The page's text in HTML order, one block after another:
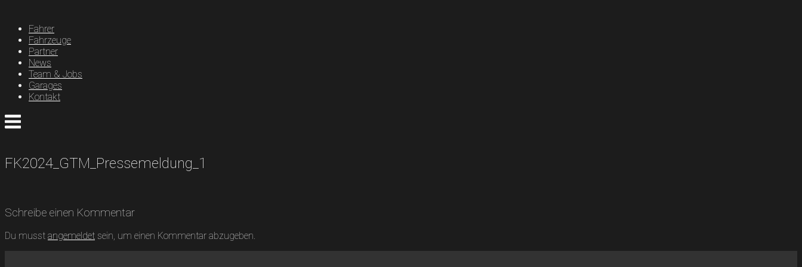
contentFahrer
Fahrzeuge
Partner
News
Team & Jobs
Garages
Kontakt
Menu
FK2024_GTM_Pressemeldung_1
Schreibe einen Kommentar
Du musst angemeldet sein, um einen Kommentar abzugeben.